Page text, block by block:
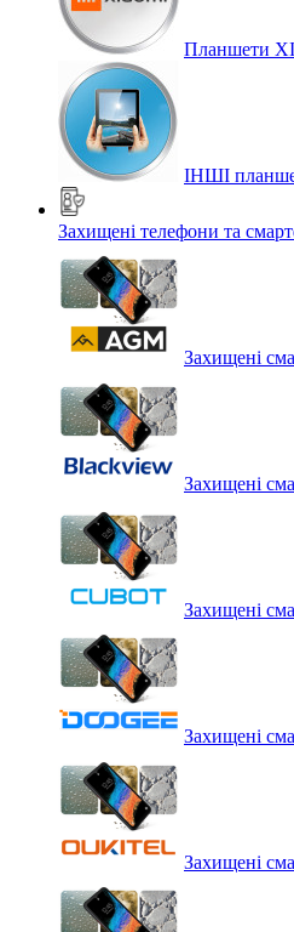
Планшети
ІНШІ
Захищені телефони та
Захищені
Захищені
Захищені
Захищені
Захищені